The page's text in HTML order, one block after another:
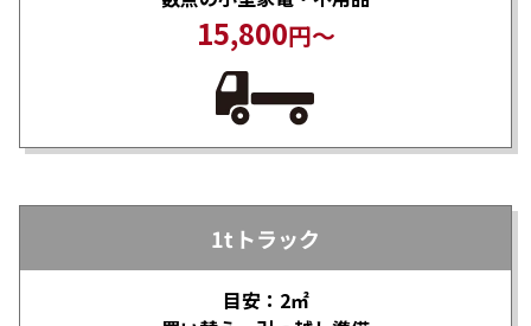
15,800円～
1tトラック
目安：2㎡